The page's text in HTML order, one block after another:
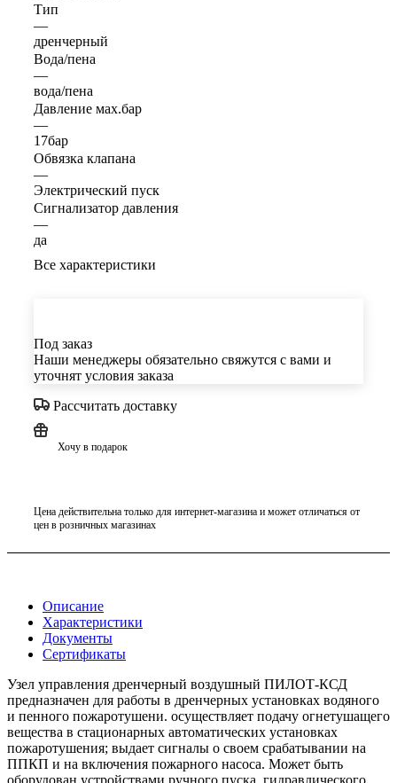
Тип
—
дренчерный
Вода/пена
—
вода/пена
Давление мах.бар
—
17бар
Обвязка клапана
—
Электрический пуск
Сигнализатор давления
—
да
Все характеристики
Под заказ
Наши менеджеры обязательно свяжутся с вами и
уточнят условия заказа
Рассчитать доставку
Хочу в подарок
Цена действительна только для интернет-магазина и может отличаться от
цен в розничных магазинах
Описание
Характеристики
Документы
Сертификаты
Узел управления дренчерный воздушный ПИЛОТ-КСД
предназначен для работы в дренчерных установках водяного
и пенного пожаротушени. осуществляет подачу огнетушащего
вещества в стационарных автоматических установках
пожаротушения; выдает сигналы о своем срабатывании на
ППКП и на включения пожарного насоса. Может быть
оборудован устройствами ручного пуска, гидравлического